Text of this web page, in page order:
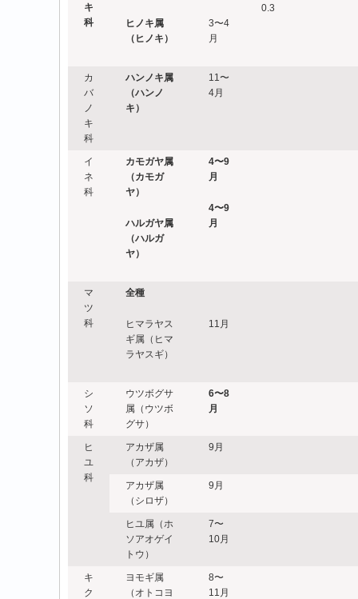
キ
科
ヒノキ属
（ヒノキ）
3〜4
月
0.3
カ
バ
ノ
キ
科
ハンノキ属
（ハンノ
キ）
11〜
4月
イ
ネ
科
カモガヤ属
（カモガ
ヤ）
ハルガヤ属
（ハルガ
ヤ）
4〜9
月
4〜9
月
マ
ツ
科
全種
ヒマラヤス
ギ属（ヒマ
ラヤスギ）
11月
シ
ソ
科
ウツボグサ
属（ウツボ
グサ）
6〜8
月
ヒ
ユ
科
アカザ属
（アカザ）
9月
アカザ属
（シロザ）
9月
ヒユ属（ホ
ソアオゲイ
トウ）
7〜
10月
キ
ク
ヨモギ属
（オトコヨ
8〜
11月